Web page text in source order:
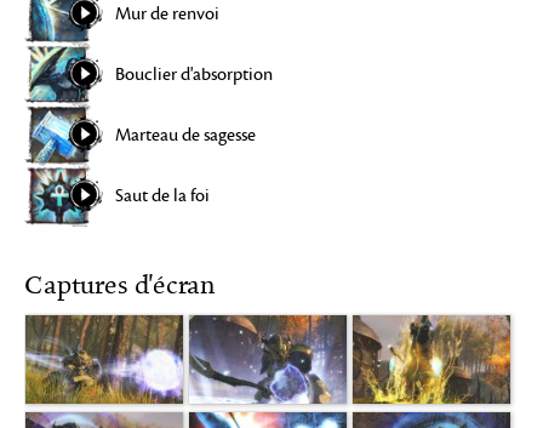
Mur de renvoi
Bouclier d'absorption
Marteau de sagesse
Saut de la foi
Captures d'écran